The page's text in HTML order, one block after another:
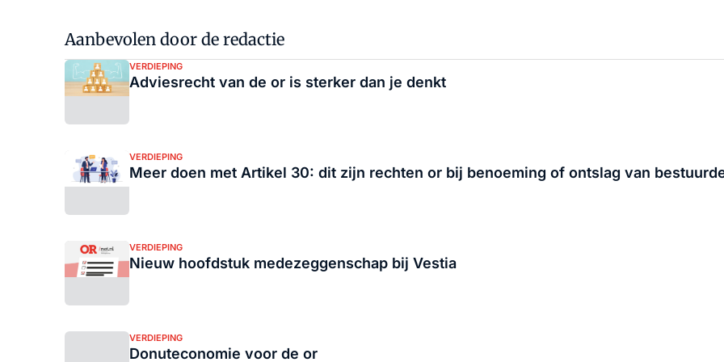
Aanbevolen door de redactie
VERDIEPING
Adviesrecht van de or is sterker dan je denkt
VERDIEPING
Meer doen met Artikel 30: dit zijn rechten or bij benoeming of ontslag van
VERDIEPING
Nieuw hoofdstuk medezeggenschap bij Vestia
VERDIEPING
Donuteconomie voor de or